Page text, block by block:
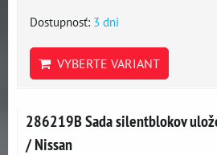
Dostupnosť: 3 dni
VYBERTE VARIANT
286219B Sada silentblokov
/ Nissan